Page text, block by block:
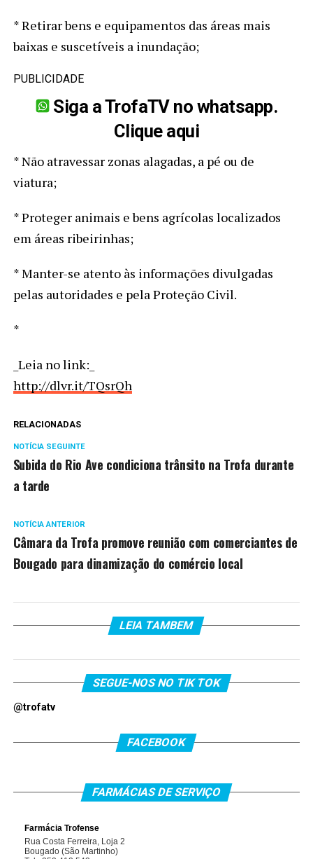
* Retirar bens e equipamentos das áreas mais
baixas e suscetíveis a inundação;
PUBLICIDADE
Siga a TrofaTV no whatsapp.
Clique aqui
* Não atravessar zonas alagadas, a pé ou de
viatura;
* Proteger animais e bens agrícolas localizados
em áreas ribeirinhas;
* Manter-se atento às informações divulgadas
pelas autoridades e pela Proteção Civil.
*
_Leia no link:_
http://dlvr.it/TQsrQh
RELACIONADAS
NOTÍCIA SEGUINTE
Subida do Rio Ave condiciona trânsito na Trofa durante
a tarde
NOTÍCIA ANTERIOR
Câmara da Trofa promove reunião com comerciantes de
Bougado para dinamização do comércio local
LEIA TAMBEM
SEGUE-NOS NO TIK TOK
@trofatv
FACEBOOK
FARMÁCIAS DE SERVIÇO